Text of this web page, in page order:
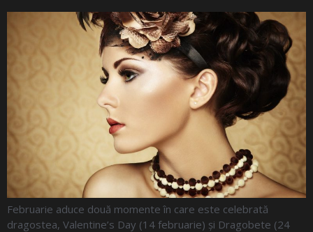
Februarie aduce două momente în care este celebrată
dragostea, Valentine’s Day (14 februarie) și Dragobete (24